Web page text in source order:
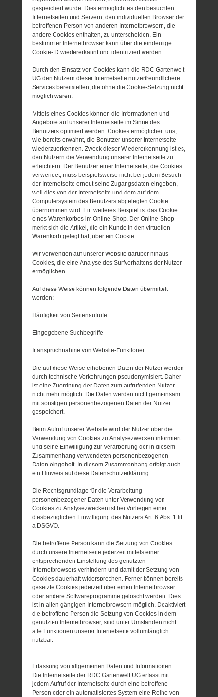
gespeichert wurde. Dies ermöglicht es den besuchten
Internetseiten und Servern, den individuellen Browser der
betroffenen Person von anderen Internetbrowsern, die
andere Cookies enthalten, zu unterscheiden. Ein
bestimmter Internetbrowser kann über die eindeutige
Cookie-ID wiedererkannt und identifiziert werden.
Durch den Einsatz von Cookies kann die RDC Gartenwelt
UG den Nutzern dieser Internetseite nutzerfreundlichere
Services bereitstellen, die ohne die Cookie-Setzung nicht
möglich wären.
Mittels eines Cookies können die Informationen und
Angebote auf unserer Internetseite im Sinne des
Benutzers optimiert werden. Cookies ermöglichen uns,
wie bereits erwähnt, die Benutzer unserer Internetseite
wiederzuerkennen. Zweck dieser Wiedererkennung ist es,
den Nutzern die Verwendung unserer Internetseite zu
erleichtern. Der Benutzer einer Internetseite, die Cookies
verwendet, muss beispielsweise nicht bei jedem Besuch
der Internetseite erneut seine Zugangsdaten eingeben,
weil dies von der Internetseite und dem auf dem
Computersystem des Benutzers abgelegten Cookie
übernommen wird. Ein weiteres Beispiel ist das Cookie
eines Warenkorbes im Online-Shop. Der Online-Shop
merkt sich die Artikel, die ein Kunde in den virtuellen
Warenkorb gelegt hat, über ein Cookie.
Wir verwenden auf unserer Website darüber hinaus
Cookies, die eine Analyse des Surfverhaltens der Nutzer
ermöglichen.
Auf diese Weise können folgende Daten übermittelt
werden:
Häufigkeit von Seitenaufrufe
Eingegebene Suchbegriffe
Inanspruchnahme von Website-Funktionen
Die auf diese Weise erhobenen Daten der Nutzer werden
durch technische Vorkehrungen pseudonymisiert. Daher
ist eine Zuordnung der Daten zum aufrufenden Nutzer
nicht mehr möglich. Die Daten werden nicht gemeinsam
mit sonstigen personenbezogenen Daten der Nutzer
gespeichert.
Beim Aufruf unserer Website wird der Nutzer über die
Verwendung von Cookies zu Analysezwecken informiert
und seine Einwilligung zur Verarbeitung der in diesem
Zusammenhang verwendeten personenbezogenen
Daten eingeholt. In diesem Zusammenhang erfolgt auch
ein Hinweis auf diese Datenschutzerklärung.
Die Rechtsgrundlage für die Verarbeitung
personenbezogener Daten unter Verwendung von
Cookies zu Analysezwecken ist bei Vorliegen einer
diesbezüglichen Einwilligung des Nutzers Art. 6 Abs. 1 lit.
a DSGVO.
Die betroffene Person kann die Setzung von Cookies
durch unsere Internetseite jederzeit mittels einer
entsprechenden Einstellung des genutzten
Internetbrowsers verhindern und damit der Setzung von
Cookies dauerhaft widersprechen. Ferner können bereits
gesetzte Cookies jederzeit über einen Internetbrowser
oder andere Softwareprogramme gelöscht werden. Dies
ist in allen gängigen Internetbrowsern möglich. Deaktiviert
die betroffene Person die Setzung von Cookies in dem
genutzten Internetbrowser, sind unter Umständen nicht
alle Funktionen unserer Internetseite vollumfänglich
nutzbar.
Erfassung von allgemeinen Daten und Informationen
Die Internetseite der RDC Gartenwelt UG erfasst mit
jedem Aufruf der Internetseite durch eine betroffene
Person oder ein automatisiertes System eine Reihe von